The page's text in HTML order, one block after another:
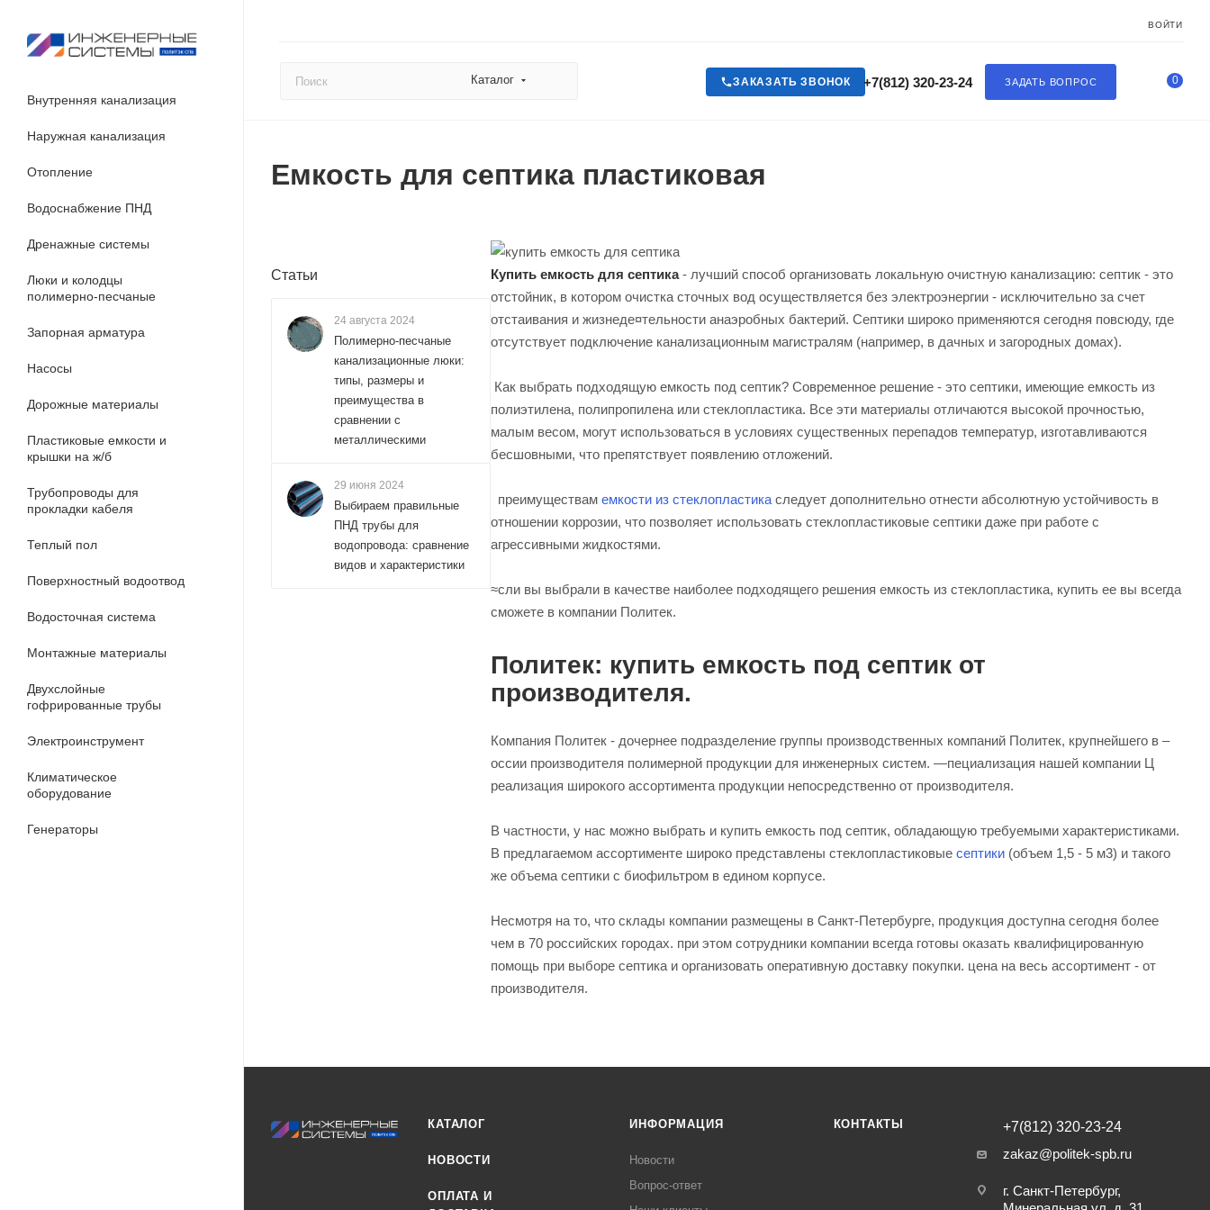
ВОЙТИ
Каталог ЗАДАТЬ ВОПРОС
+7(812) 320-23-24
ЗАКАЗАТЬ ЗВОНОК 0
Внутренняя канализация
Наружная канализация
Отопление
Водоснабжение ПНД
Дренажные системы
Люки и колодцы
полимерно-песчаные
Запорная арматура
Насосы
Дорожные материалы
Пластиковые емкости и
крышки на ж/б
Трубопроводы для
прокладки кабеля
Теплый пол
Поверхностный водоотвод
Водосточная система
Монтажные материалы
Двухслойные
гофрированные трубы
Электроинструмент
Климатическое
оборудование
Генераторы
Емкость для септика пластиковая
Купить емкость для септика- лучший способ организовать локальную очистную канализацию: септик - это
отстойник, в котором очистка сточных вод осуществляется без электроэнергии - исключительно за счет
отстаивания и жизнеде¤тельности анаэробных бактерий. Септики широко применяются сегодня повсюду, где
отсутствует подключение канализационным магистралям (например, в дачных и загородных домах).
Как выбрать подходящую емкость под септик? Современное решение - это септики, имеющие емкость из
полиэтилена, полипропилена или стеклопластика. Все эти материалы отличаются высокой прочностью,
малым весом, могут использоваться в условиях существенных перепадов температур, изготавливаются
бесшовными, что препятствует появлению отложений.
преимуществам емкости из стеклопластика следует дополнительно отнести абсолютную устойчивость в
отношении коррозии, что позволяет использовать стеклопластиковые септики даже при работе с
агрессивными жидкостями.
≈сли вы выбрали в качестве наиболее подходящего решения емкость из стеклопластика, купить ее вы всегда
сможете в компании Политек.
Политек: купить емкость под септик от
производителя.
Компания Политек - дочернее подразделение группы производственных компаний Политек, крупнейшего в –
оссии производителя полимерной продукции для инженерных систем. —пециализация нашей компании Ц
реализация широкого ассортимента продукции непосредственно от производителя.
В частности, у нас можно выбрать и купить емкость под септик, обладающую требуемыми характеристиками.
В предлагаемом ассортименте широко представлены стеклопластиковые септики (объем 1,5 - 5 м3) и такого
же объема септики с биофильтром в едином корпусе.
Несмотря на то, что склады компании размещены в Санкт-Петербурге, продукция доступна сегодня более
чем в 70 российских городах. при этом сотрудники компании всегда готовы оказать квалифицированную
помощь при выборе септика и организовать оперативную доставку покупки. цена на весь ассортимент - от
производителя.
Статьи
24 августа 2024
Полимерно-песчаные
канализационные люки:
типы, размеры и
преимущества в
сравнении с
металлическими
29 июня 2024
Выбираем правильные
ПНД трубы для
водопровода: сравнение
видов и характеристики
КАТАЛОГ
НОВОСТИ
ОПЛАТА И
ИНФОРМАЦИЯ
Новости
Вопрос-ответ
КОНТАКТЫ
+7(812) 320-23-24
zakaz@politek-spb.ru
г. Санкт-Петербург,